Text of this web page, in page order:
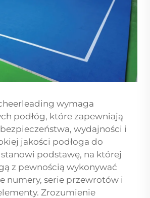
wymaga
podłóg, które zapewniają
wydajności i
jakości podłoga do
podstawę, na której
z pewnością wykonywać
numery, serie przewrotów i
Zrozumienie